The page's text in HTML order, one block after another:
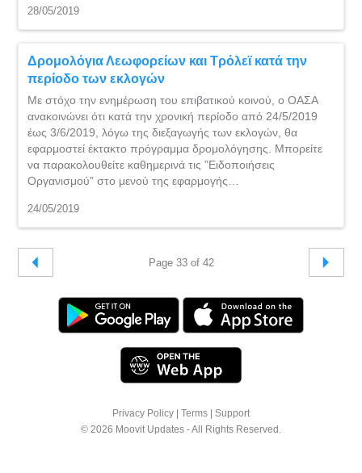
28/05/2019
Δρομολόγια Λεωφορείων και Τρόλεϊ κατά την
περίοδο των εκλογών
Με στόχο την ενημέρωση του επιβατικού κοινού, ο ΟΑΣΑ
ανακοινώνει ότι κατά την χρονική περίοδο από 24/5/2019
έως 3/6/2019, λόγω της διεξαγωγής των εκλογών, θα
εφαρμοστεί έκτακτο πρόγραμμα δρομολόγησης. Μπορείτε
να παρακολουθείτε καθημερινά τις ”Ειδοποιήσεις
Οργανισμού” στο μενού της εφαρμογής…
24/05/2019
Page 33 of 42
Privacy Policy Terms
Support
© 2026 Moovit Updates - All Rights Reserved.